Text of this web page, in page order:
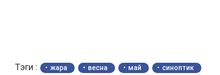
Тэги : жара весна май
синоптик